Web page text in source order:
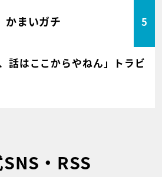
かまいガチ 5
話はここからやねん」トラビ
・RSS